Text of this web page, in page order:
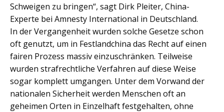
Schweigen zu bringen“, sagt Dirk Pleiter, China-
Experte bei Amnesty International in Deutschland.
In der Vergangenheit wurden solche Gesetze schon
oft genutzt, um in Festlandchina das Recht auf einen
fairen Prozess massiv einzuschränken. Teilweise
wurden strafrechtliche Verfahren auf diese Weise
sogar komplett umgangen. Unter dem Vorwand der
nationalen Sicherheit werden Menschen oft an
geheimen Orten in Einzelhaft festgehalten, ohne